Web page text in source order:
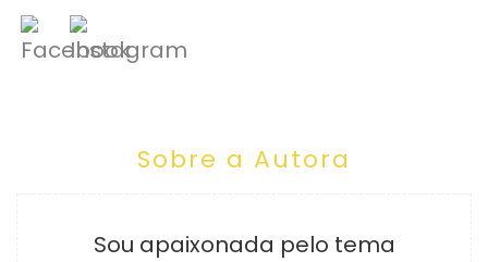
Sobre a Autora
Sou apaixonada pelo tema